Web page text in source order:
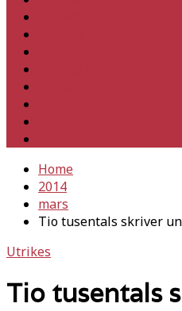
Home
2014
mars
Tio tusentals skriver
Utrikes
Tio tusentals